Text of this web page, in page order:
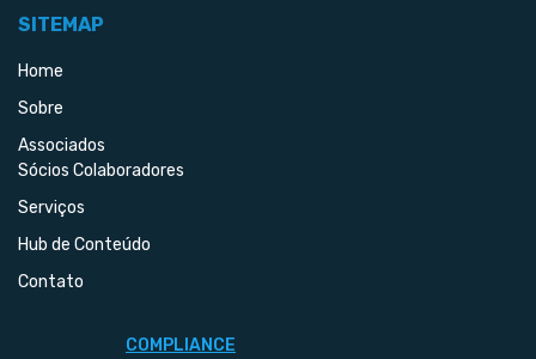
SITEMAP
Home
Sobre
Associados
Sócios Colaboradores
Serviços
Hub de Conteúdo
Contato
COMPLIANCE